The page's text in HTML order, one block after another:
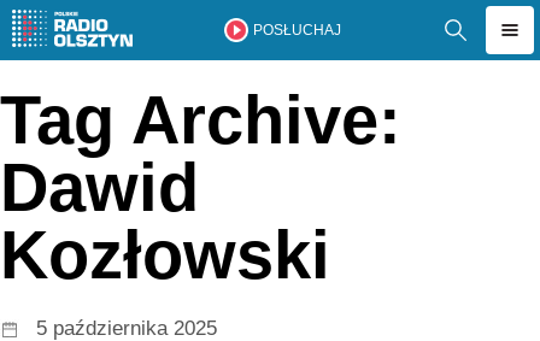
POSŁUCHAJ
Tag Archive:
Dawid
Kozłowski
5 października 2025